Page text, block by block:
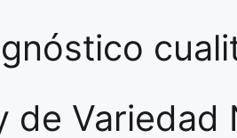
de Variedad